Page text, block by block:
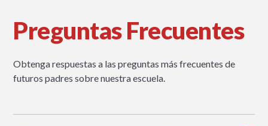
Preguntas Frecuentes
Obtenga respuestas a las preguntas más frecuentes de
futuros padres sobre nuestra escuela.